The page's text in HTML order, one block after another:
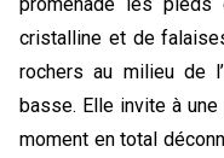
cristalline et de
rochers au milieu de
basse. Elle invite à
moment en total